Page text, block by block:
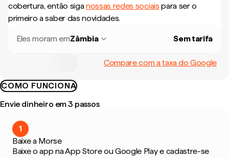
cobertura, então siganossas redes sociais para ser o
primeiro a saber das novidades.
Eles moram emZâmbia Sem tarifa
Compare com a taxa do Google
COMO FUNCIONA
Envie dinheiro em 3 passos
1
Baixe a Morse
Baixe o app na App Store ou Google Play e cadastre-se